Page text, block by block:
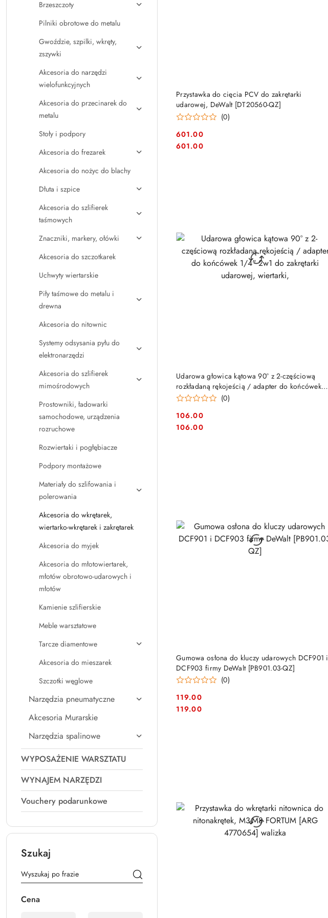
Brzeszczoty
Pilniki obrotowe do metalu
Gwoździe, szpilki, wkręty,
zszywki
Akcesoria do narzędzi
wielofunkcyjnych
Akcesoria do przecinarek do
metalu
Stoły i podpory
Akcesoria do frezarek
Akcesoria do nożyc do blachy
Dłuta i szpice
Akcesoria do szlifierek
taśmowych
Znaczniki, markery, ołówki
Akcesoria do szczotkarek
Uchwyty wiertarskie
Piły taśmowe do metalu i
drewna
Akcesoria do nitownic
Systemy odsysania pyłu do
elektronarzędzi
Akcesoria do szlifierek
mimośrodowych
Prostowniki, ładowarki
samochodowe, urządzenia
rozruchowe
Rozwiertaki i pogłębiacze
Podpory montażowe
Materiały do szlifowania i
polerowania
Akcesoria do wkrętarek,
wiertarko-wkrętarek i zakrętarek
Akcesoria do myjek
Akcesoria do młotowiertarek,
młotów obrotowo-udarowych i
młotów
Kamienie szlifierskie
Meble warsztatowe
Tarcze diamentowe
Akcesoria do mieszarek
Szczotki węglowe
Narzędzia pneumatyczne
Akcesoria Murarskie
Narzędzia spalinowe
WYPOSAŻENIE WARSZTATU
WYNAJEM NARZĘDZI
Vouchery podarunkowe
Szukaj
Cena
Przystawka do cięcia PCV do zakrętarki
udarowej, DeWalt [DT20560-QZ]
(0)
Cena:
601.00
Cena:
601.00
DO KOSZYKA
Udarowa głowica kątowa 90° z 2-częściową
rozkładaną rękojeścią / adapter do końcówek
1/4" 2w1 do zakrętarki udarowej, wiertarki,
(0)
Cena:
106.00
Cena:
106.00
DO KOSZYKA
Gumowa osłona do kluczy udarowych DCF901 i
DCF903 firmy DeWalt [PB901.03-QZ]
(0)
Cena:
119.00
Cena:
119.00
PRODUKT NIEDOSTĘPNY